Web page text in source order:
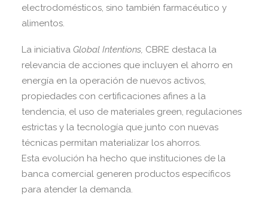
electrodomésticos, sino también farmacéutico y
alimentos.
La iniciativa Global Intentions, CBRE destaca la
relevancia de acciones que incluyen el ahorro en
energía en la operación de nuevos activos,
propiedades con certificaciones afines a la
tendencia, el uso de materiales green, regulaciones
estrictas y la tecnología que junto con nuevas
técnicas permitan materializar los ahorros.
Esta evolución ha hecho que instituciones de la
banca comercial generen productos específicos
para atender la demanda.